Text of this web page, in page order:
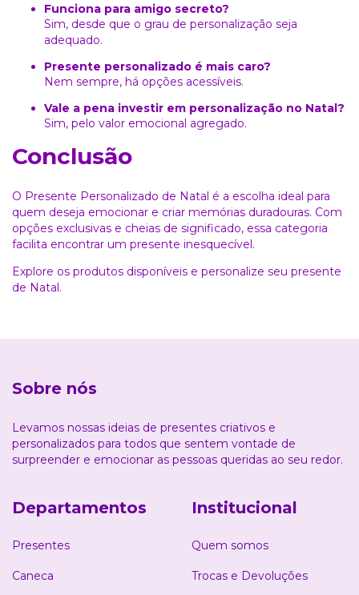
Funciona para amigo secreto?
Sim, desde que o grau de personalização seja
adequado.
Presente personalizado é mais caro?
Nem sempre, há opções acessíveis.
Vale a pena investir em personalização no Natal?
Sim, pelo valor emocional agregado.
Conclusão
O Presente Personalizado de Natal é a escolha ideal para
quem deseja emocionar e criar memórias duradouras. Com
opções exclusivas e cheias de significado, essa categoria
facilita encontrar um presente inesquecível.
Explore os produtos disponíveis e personalize seu presente
de Natal.
Sobre nós
Levamos nossas ideias de presentes criativos e
personalizados para todos que sentem vontade de
surpreender e emocionar as pessoas queridas ao seu redor.
Departamentos
Presentes
Caneca
Institucional
Quem somos
Trocas e Devoluções